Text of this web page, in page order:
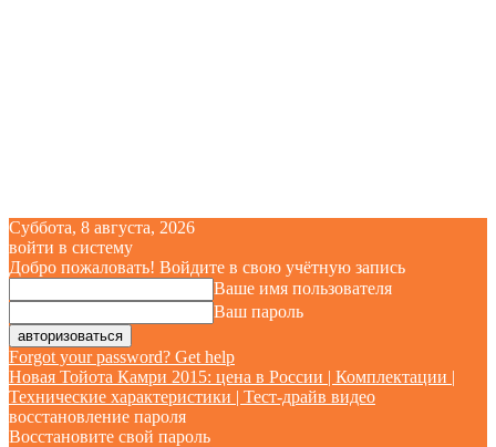
Суббота, 8 августа, 2026
войти в систему
Добро пожаловать! Войдите в свою учётную запись
Ваше имя пользователя
Ваш пароль
Forgot your password? Get help
Новая Тойота Камри 2015: цена в России | Комплектации |
Технические характеристики | Тест-драйв видео
восстановление пароля
Восстановите свой пароль